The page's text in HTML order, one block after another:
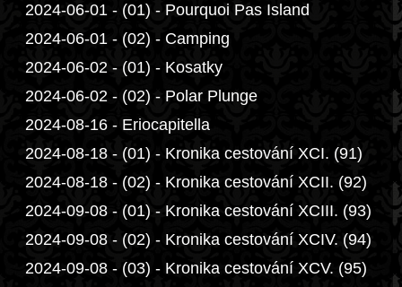
2024-06-01 - (01) - Pourquoi Pas Island
2024-06-01 - (02) - Camping
2024-06-02 - (01) - Kosatky
2024-06-02 - (02) - Polar Plunge
2024-08-16 - Eriocapitella
2024-08-18 - (01) - Kronika cestování XCI. (91)
2024-08-18 - (02) - Kronika cestování XCII. (92)
2024-09-08 - (01) - Kronika cestování XCIII. (93)
2024-09-08 - (02) - Kronika cestování XCIV. (94)
2024-09-08 - (03) - Kronika cestování XCV. (95)